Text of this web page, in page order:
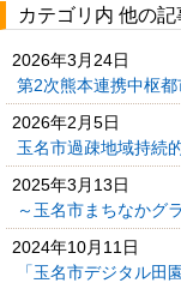
カテゴリ内 他の記
2026年3月24日
第2次熊本連携中枢
2026年2月5日
玉名市過疎地域持続
2025年3月13日
～玉名市まちなかグ
2024年10月11日
「玉名市デジタル田